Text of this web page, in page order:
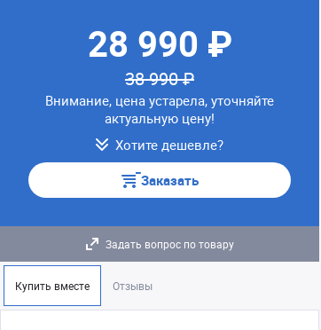
28 990 ₽
38 990 ₽
Внимание, цена устарела, уточняйте
актуальную цену!
Хотите дешевле?
Заказать
Задать вопрос по товару
Купить вместе Отзывы